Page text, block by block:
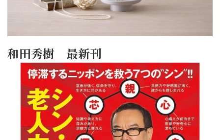
和田秀樹 最新刊